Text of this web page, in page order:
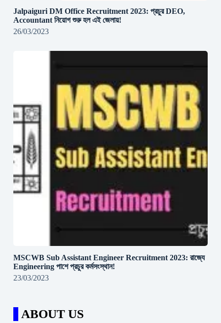
Jalpaiguri DM Office Recruitment 2023: প্রচুর DEO,
Accountant নিয়োগ শুরু হল এই জেলায়!
26/03/2023
MSCWB Sub Assistant Engineer Recruitment 2023: রাজ্যে
Engineering পাশে প্রচুর কর্মসংস্থান!
23/03/2023
ABOUT US